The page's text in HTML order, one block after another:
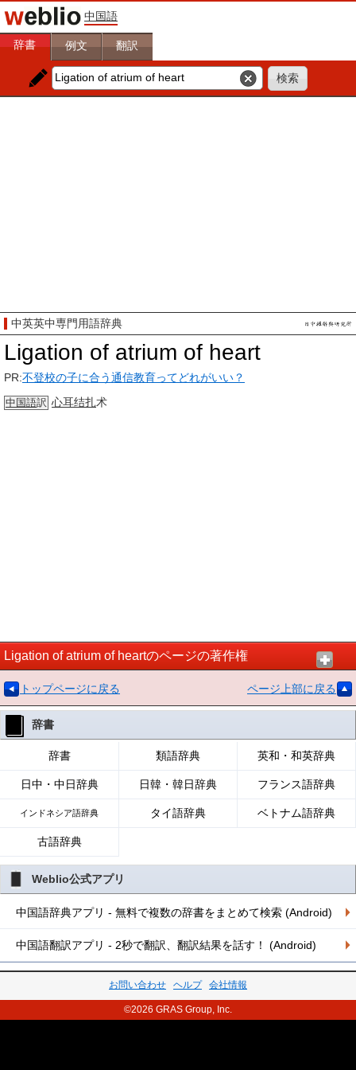
中国語
辞書 例文 翻訳
中英英中専門用語辞典
Ligation of atrium of heart
PR:不登校の子に合う通信教育ってどれがいい？
中国語訳 心耳结扎术
Ligation of atrium of heartのページの著作権
トップページに戻る ページ上部に戻る
辞書
辞書 類語辞典 英和・和英辞典
日中・中日辞典 日韓・韓日辞典 フランス語辞典
インドネシア語辞典 タイ語辞典 ベトナム語辞典
古語辞典
Weblio公式アプリ
中国語辞典アプリ - 無料で複数の辞書をまとめて検索 (Android)
中国語翻訳アプリ - 2秒で翻訳、翻訳結果を話す！ (Android)
お問い合わせ ヘルプ 会社情報
©2026 GRAS Group, Inc.